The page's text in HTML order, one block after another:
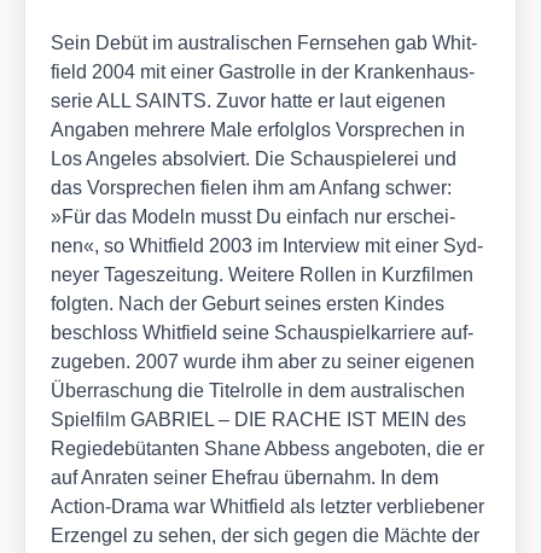
Sein Debüt im aus­tra­li­schen Fern­se­hen gab Whit­
field 2004 mit einer Gast­rol­le in der Kran­ken­haus­
se­rie ALL SAINTS. Zuvor hat­te er laut eige­nen
Anga­ben meh­re­re Male erfolg­los Vor­spre­chen in
Los Ange­les absol­viert. Die Schau­spie­le­rei und
das Vor­spre­chen fie­len ihm am Anfang schwer:
»Für das Modeln musst Du ein­fach nur erschei­
nen«, so Whit­field 2003 im Inter­view mit einer Syd­
ney­er Tages­zei­tung. Wei­te­re Rol­len in Kurz­fil­men
folg­ten. Nach der Geburt sei­nes ers­ten Kin­des
beschloss Whit­field sei­ne Schau­spiel­kar­rie­re auf­
zu­ge­ben. 2007 wur­de ihm aber zu sei­ner eige­nen
Über­ra­schung die Titel­rol­le in dem aus­tra­li­schen
Spiel­film GABRIEL – DIE RACHE IST MEIN des
Regie­de­bü­tan­ten Shane Abbess ange­bo­ten, die er
auf Anra­ten sei­ner Ehe­frau über­nahm. In dem
Action-Dra­ma war Whit­field als letz­ter ver­blie­be­ner
Erz­engel zu sehen, der sich gegen die Mäch­te der